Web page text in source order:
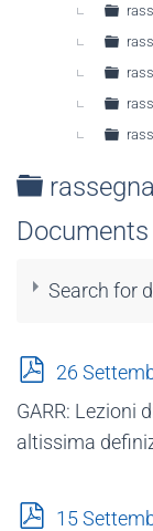
Folder
Documents
Search for
×- - rassegna
p
f
26
GARR: Lezioni
altissima
p15